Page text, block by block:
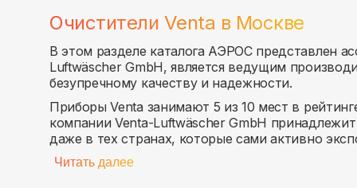
Очистители Venta в Москве
В этом разделе каталога АЭРОС представлен
Luftwäscher GmbH, является ведущим
безупречному качеству и надежности.
Приборы Venta занимают 5 из 10 мест в
компании Venta-Luftwäscher GmbH
даже в тех странах, которые сами активно
Читать далее